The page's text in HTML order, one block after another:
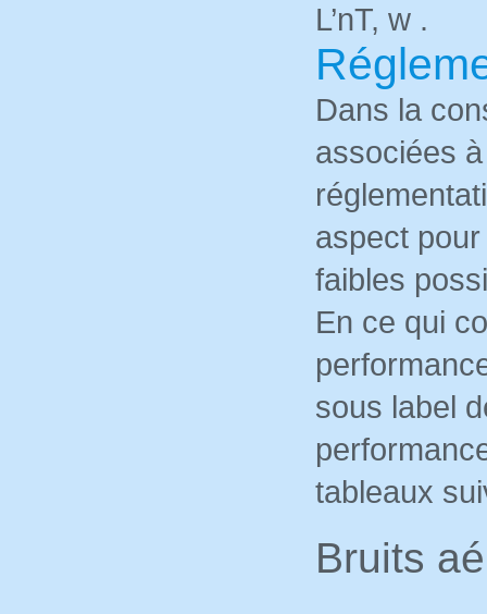
L’nT, w .
Dans la
associées
aspect
faibles
En ce qui
sous label
tableaux
Bruits